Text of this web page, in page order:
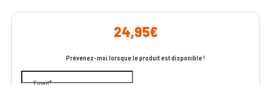
24,95€
Prévenez-moi lorsque le produit est disponible !
Email